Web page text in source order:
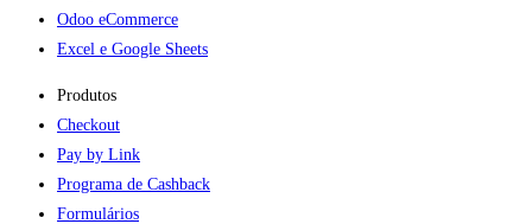
Odoo eCommerce
Excel e Google Sheets
Produtos
Checkout
Pay by Link
Programa de Cashback
Formulários